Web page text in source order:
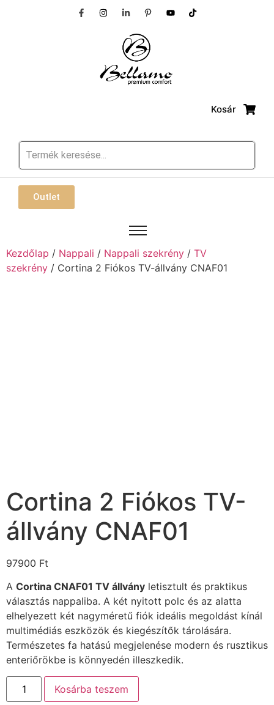
Kosár
Outlet
Kezdőlap / Nappali / Nappali szekrény / TV
szekrény / Cortina 2 Fiókos TV-állvány CNAF01
Cortina 2 Fiókos TV-
állvány CNAF01
97900 Ft
A Cortina CNAF01 TV állvány letisztult és praktikus
választás nappaliba. A két nyitott polc és az alatta
elhelyezett két nagyméretű fiók ideális megoldást kínál
multimédiás eszközök és kiegészítők tárolására.
Természetes fa hatású megjelenése modern és rusztikus
enteriőrökbe is könnyedén illeszkedik.
Kosárba teszem